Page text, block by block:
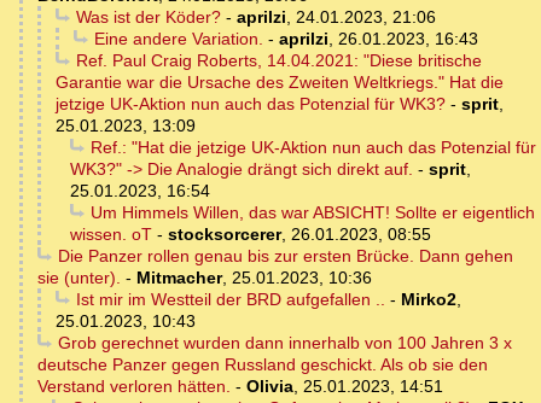
Was ist der Köder?- aprilzi, 24.01.2023, 21:06
Eine andere Variation. - aprilzi, 26.01.2023, 16:43
Ref. Paul Craig Roberts, 14.04.2021: "Diese britische
Garantie war die Ursache des Zweiten Weltkriegs." Hat die
jetzige UK-Aktion nun auch das Potenzial für WK3? - sprit,
25.01.2023, 13:09
Ref.: "Hat die jetzige UK-Aktion nun auch das Potenzial für
WK3?" -> Die Analogie drängt sich direkt auf. - sprit,
25.01.2023, 16:54
Um Himmels Willen, das war ABSICHT! Sollte er eigentlich
wissen. oT - stocksorcerer, 26.01.2023, 08:55
Die Panzer rollen genau bis zur ersten Brücke. Dann gehen
sie (unter). - Mitmacher, 25.01.2023, 10:36
Ist mir im Westteil der BRD aufgefallen .. - Mirko2,
25.01.2023, 10:43
Grob gerechnet wurden dann innerhalb von 100 Jahren 3 x
deutsche Panzer gegen Russland geschickt. Als ob sie den
Verstand verloren hätten. - Olivia, 25.01.2023, 14:51